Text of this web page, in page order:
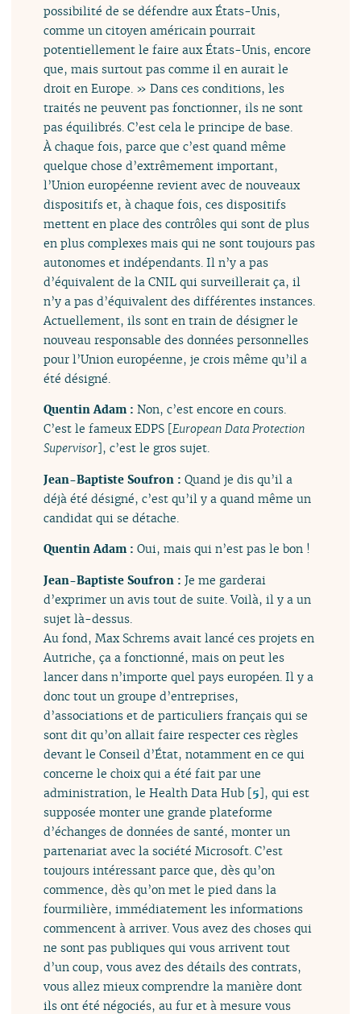
possibilité de se défendre aux États-Unis,
comme un citoyen américain pourrait
potentiellement le faire aux États-Unis, encore
que, mais surtout pas comme il en aurait le
droit en Europe. » Dans ces conditions, les
traités ne peuvent pas fonctionner, ils ne sont
pas équilibrés. C’est cela le principe de base.
À chaque fois, parce que c’est quand même
quelque chose d’extrêmement important,
l’Union européenne revient avec de nouveaux
dispositifs et, à chaque fois, ces dispositifs
mettent en place des contrôles qui sont de plus
en plus complexes mais qui ne sont toujours pas
autonomes et indépendants. Il n’y a pas
d’équivalent de la CNIL qui surveillerait ça, il
n’y a pas d’équivalent des différentes instances.
Actuellement, ils sont en train de désigner le
nouveau responsable des données personnelles
pour l’Union européenne, je crois même qu’il a
été désigné.
Quentin Adam :Non, c’est encore en cours.
C’est le fameux EDPS [European Data Protection
Supervisor], c’est le gros sujet.
Jean-Baptiste Soufron :Quand je dis qu’il a
déjà été désigné, c’est qu’il y a quand même un
candidat qui se détache.
Quentin Adam :Oui, mais qui n’est pas le bon !
Jean-Baptiste Soufron :Je me garderai
d’exprimer un avis tout de suite. Voilà, il y a un
sujet là-dessus.
Au fond, Max Schrems avait lancé ces projets en
Autriche, ça a fonctionné, mais on peut les
lancer dans n’importe quel pays européen. Il y a
donc tout un groupe d’entreprises,
d’associations et de particuliers français qui se
sont dit qu’on allait faire respecter ces règles
devant le Conseil d’État, notamment en ce qui
concerne le choix qui a été fait par une
administration, le Health Data Hub [5], qui est
supposée monter une grande plateforme
d’échanges de données de santé, monter un
partenariat avec la société Microsoft. C’est
toujours intéressant parce que, dès qu’on
commence, dès qu’on met le pied dans la
fourmilière, immédiatement les informations
commencent à arriver. Vous avez des choses qui
ne sont pas publiques qui vous arrivent tout
d’un coup, vous avez des détails des contrats,
vous allez mieux comprendre la manière dont
ils ont été négociés, au fur et à mesure vous